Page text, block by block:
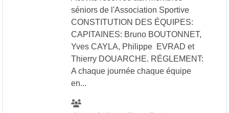
séniors de l'Association Sportive
CONSTITUTION DES ÉQUIPES:
CAPITAINES: Bruno BOUTONNET,
Yves CAYLA, Philippe EVRAD et
Thierry DOUARCHE. RÉGLEMENT:
A chaque journée chaque équipe
en...